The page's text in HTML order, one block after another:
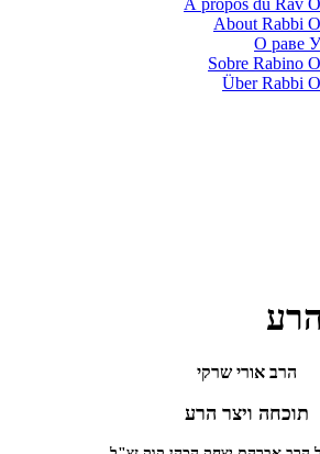
À propos du Rav
About Rabbi
О раве
Sobre Rabino
Über Rabbi
הרב אורי שרקי
תוכחה ויצר הרע